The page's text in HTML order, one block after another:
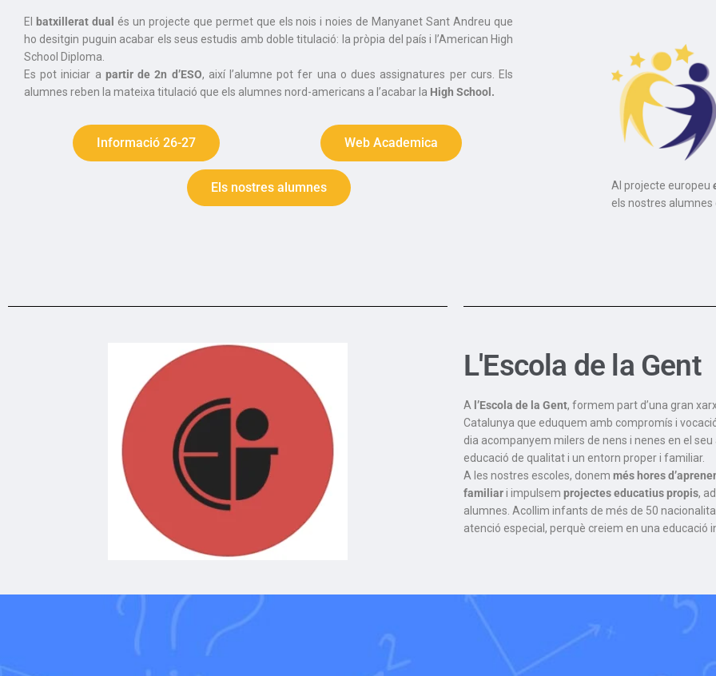
El batxillerat dual és un projecte que permet que els nois i noies de Manyanet Sant Andreu que
ho desitgin puguin acabar els seus estudis amb doble titulació: la pròpia del país i l’American High
School Diploma.
Es pot iniciar a partir de 2n d’ESO, així l’alumne pot fer una o dues assignatures per curs. Els
alumnes reben la mateixa titulació que els alumnes nord-americans a l’acabar la High School.
Informació 26-27 Web Academica
Els nostres alumnes Al projecte europeu
els nostres alumnes
L'Escola de la Gent
A l’Escola de la Gent, formem part d’una gran
Catalunya que eduquem amb compromís i
dia acompanyem milers de nens i nenes en el
educació de qualitat i un entorn proper i familiar.
A les nostres escoles, donem més hores
familiari impulsem projectes educatius propis,
alumnes. Acollim infants de més de 50
atenció especial, perquè creiem en una educació